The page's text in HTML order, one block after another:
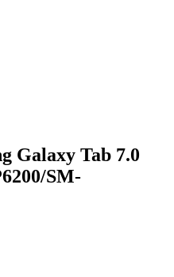
Galaxy Tab 7.0
SM-